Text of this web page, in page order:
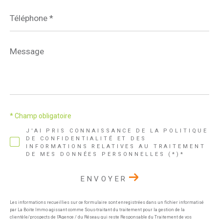
*
Message
*
J'AI PRIS CONNAISSANCE DE LA POLITIQUE
DE CONFIDENTIALITÉ ET DES
INFORMATIONS RELATIVES AU TRAITEMENT
DE MES DONNÉES PERSONNELLES (*)*
* Champ obligatoire
ENVOYER
Les informations recueillies sur ce formulaire sont enregistrées dans un fichier informatisé
par La Boite Immo agissant comme Sous-traitant du traitement pour la gestion de la
clientèle/prospects de l'Agence / du Réseau qui reste Responsable du Traitement de vos